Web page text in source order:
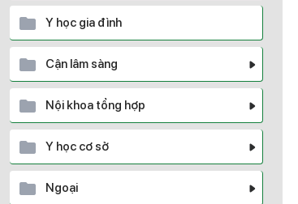
Y học gia đình
Cận lâm sàng
Nội khoa tổng hợp
Y học cơ sở
Ngoại